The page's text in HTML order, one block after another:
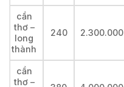
cần
thơ –
long
thành
240 2.300.000
cần
thơ –